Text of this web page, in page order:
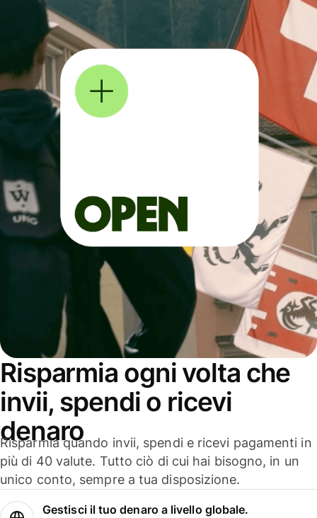
Risparmia ogni volta che
invii, spendi o ricevi
denaro
Risparmia quando invii, spendi e ricevi pagamenti in
più di 40 valute. Tutto ciò di cui hai bisogno, in un
unico conto, sempre a tua disposizione.
Gestisci il tuo denaro a livello globale.